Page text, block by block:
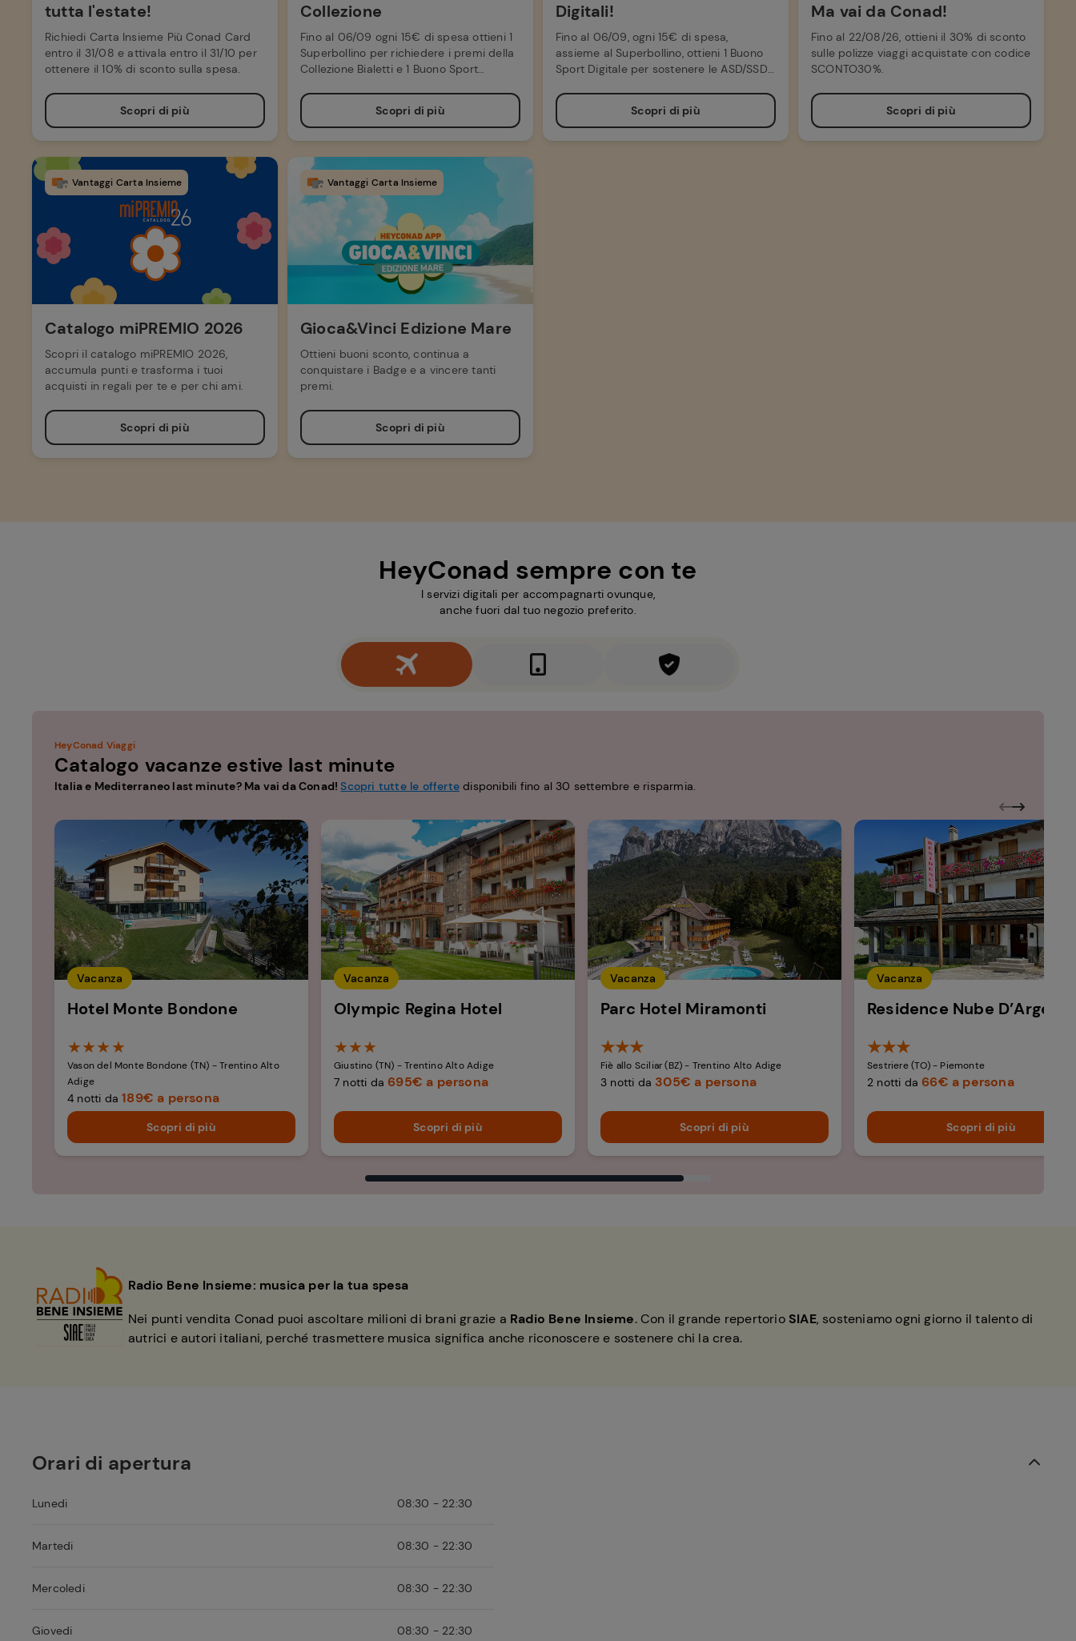
tutta l'estate!
Richiedi Carta Insieme Più Conad Card
entro il 31/08 e attivala entro il 31/10 per
ottenere il 10% di sconto sulla spesa.
Scopri di più
Collezione
Fino al 06/09 ogni 15€ di spesa ottieni 1
Superbollino per richiedere i premi della
Collezione Bialetti e 1 Buono Sport
Scopri di più
Digitali!
Fino al 06/09, ogni 15€ di spesa,
assieme al Superbollino, ottieni 1 Buono
Sport Digitale per sostenere le ASD/SSD
Scopri di più
Ma vai da Conad!
Fino al 22/08/26, ottieni il 30% di sconto
sulle polizze viaggi acquistate con codice
SCONTO30%.
Scopri di più
Vantaggi Carta Insieme
Catalogo miPREMIO 2026
Scopri il catalogo miPREMIO 2026,
accumula punti e trasforma i tuoi
acquisti in regali per te e per chi ami.
Scopri di più
Vantaggi Carta Insieme
Gioca&Vinci Edizione Mare
Ottieni buoni sconto, continua a
conquistare i Badge e a vincere tanti
premi.
Scopri di più
HeyConad sempre con te
I servizi digitali per accompagnarti ovunque,
anche fuori dal tuo negozio preferito.
HeyConad Viaggi
Catalogo vacanze estive last minute
Italia e Mediterraneo last minute? Ma vai da Conad!Scopri tutte le offerte disponibili fino al 30 settembre e risparmia.
Vacanza
Hotel Monte Bondone​
★★★★
Vason del Monte Bondone (TN) - Trentino Alto
Adige
4 notti da189€ a persona
Scopri di più
Vacanza
Olympic Regina Hotel
★★★
Giustino (TN) - Trentino Alto Adige
7 notti da695€ a persona
Scopri di più
Vacanza
Parc Hotel Miramonti​
★★★
Fiè allo Sciliar (BZ) - Trentino Alto Adige​
3 notti da 305€ a persona
Scopri di più
Vacanza
Residence Nube D’Argento​
★★★
Sestriere (TO) - Piemonte ​
2 notti da66€ a persona
Scopri di più
Radio Bene Insieme: musica per la tua spesa
Nei punti vendita Conad puoi ascoltare milioni di brani grazie a Radio Bene Insieme. Con il grande repertorio SIAE, sosteniamo ogni giorno il talento di
autrici e autori italiani, perché trasmettere musica significa anche riconoscere e sostenere chi la crea.
Orari di apertura
Lunedi 08:30 - 22:30
Martedi 08:30 - 22:30
Mercoledi 08:30 - 22:30
Giovedi 08:30 - 22:30